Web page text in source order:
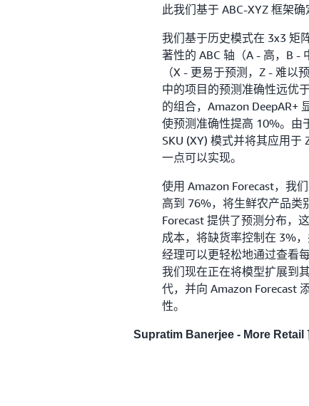
此我们基于 ABC-XYZ 框架
我们基于历史模式在 3x3 矩
著性的 ABC 轴（A - 高，B -
（X - 更易于预测，Z - 难以
中的项目的预测准确性远优
的组合，Amazon DeepAR+
使预测准确性提高 10%。由
SKU (XY) 模式并将其应用
一点可以实现。
使用 Amazon Forecast，我
高到 76%，将生鲜农产品类
Forecast 提供了预测分布，
成本，将缺货率控制在 3%
经理可以更轻松地通过查看
我们现在正在将模型扩展到
代，并向 Amazon Forecast
性。
Supratim Banerjee - More Retail